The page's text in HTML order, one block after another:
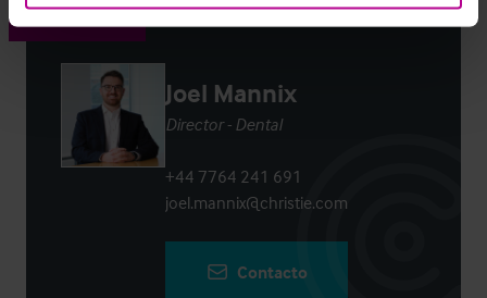
Contacto
Joel Mannix
Director - Dental
+44 7764 241 691
joel.mannix@christie.com
Contacto